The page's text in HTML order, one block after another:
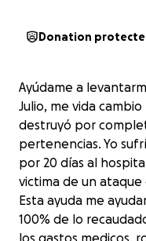
Donation
Ayúdame a
Julio, me vida
destruyó por
pertenencias. Yo
por 20 días al
victima de un ataque
Esta ayuda me
100% de lo
los gastos medicos,